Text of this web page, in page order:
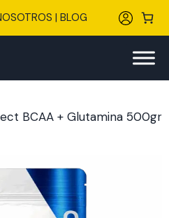
| BLOG
BCAA + Glutamina 500gr